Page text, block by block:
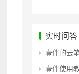
实时问答
壹伴的云
壹伴使用